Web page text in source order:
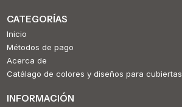
CATEGORÍAS
Inicio
Métodos de pago
Acerca de
Catálago de colores y diseños para cubiertas
INFORMACIÓN